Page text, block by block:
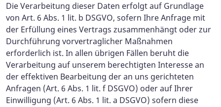
Die Verarbeitung dieser Daten erfolgt auf Grundlage
von Art. 6 Abs. 1 lit. b DSGVO, sofern Ihre Anfrage mit
der Erfüllung eines Vertrags zusammenhängt oder zur
Durchführung vorvertraglicher Maßnahmen
erforderlich ist. In allen übrigen Fällen beruht die
Verarbeitung auf unserem berechtigten Interesse an
der effektiven Bearbeitung der an uns gerichteten
Anfragen (Art. 6 Abs. 1 lit. f DSGVO) oder auf Ihrer
Einwilligung (Art. 6 Abs. 1 lit. a DSGVO) sofern diese